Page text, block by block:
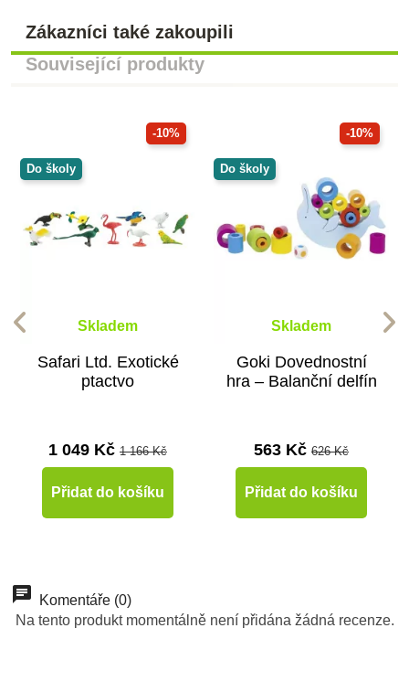
Zákazníci také zakoupili
Související produkty
-10%
Do školy
Skladem
Safari Ltd. Exotické
ptactvo
1 049 Kč 1 166 Kč
Přidat do košíku
-10%
Do školy
Skladem
Goki Dovednostní
hra – Balanční delfín
563 Kč 626 Kč
Přidat do košíku
Doporučené
Do školy
Do školy
Do školy
Komentáře (0)
Na tento produkt momentálně není přidána žádná recenze.